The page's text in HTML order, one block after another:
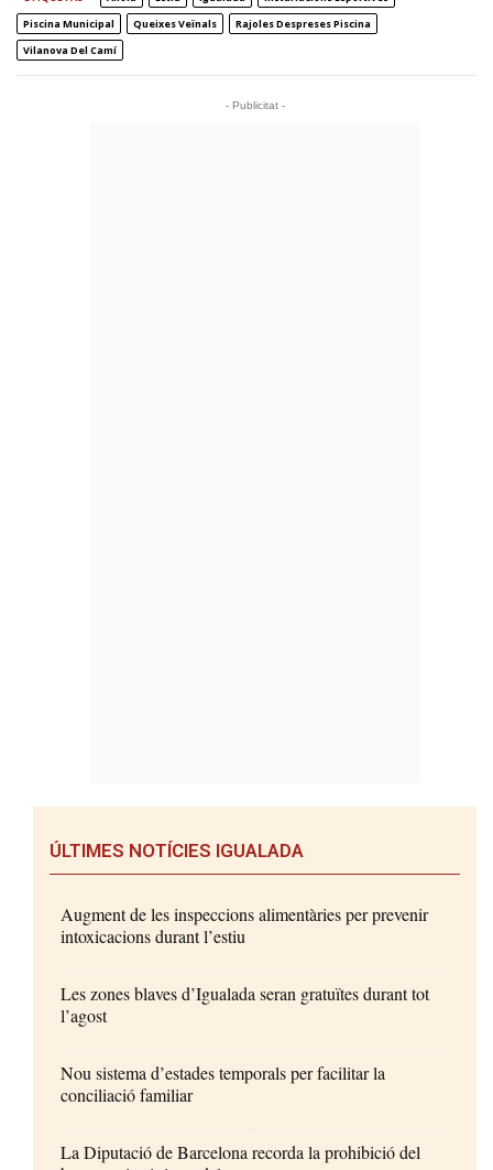
Piscina Municipal
Queixes Veïnals
Rajoles Despreses Piscina
Vilanova Del Camí
- Publicitat -
ÚLTIMES NOTÍCIES IGUALADA
Augment de les inspeccions alimentàries per prevenir
intoxicacions durant l’estiu
Les zones blaves d’Igualada seran gratuïtes durant tot
l’agost
Nou sistema d’estades temporals per facilitar la
conciliació familiar
La Diputació de Barcelona recorda la prohibició del